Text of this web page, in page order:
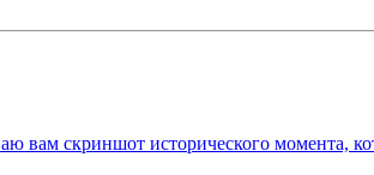
вам скриншот исторического момента,